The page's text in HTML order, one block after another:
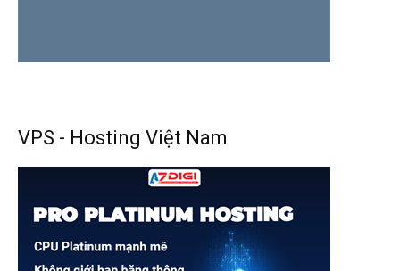
VPS - Hosting Việt Nam